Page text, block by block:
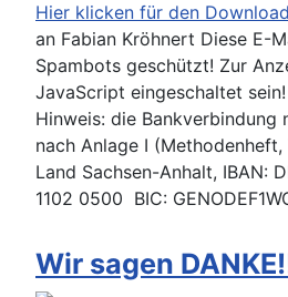
Hier klicken für den
an Fabian Kröhnert Diese E-
Spambots geschützt! Zur
JavaScript eingeschaltet sein!
Hinweis: die Bankverbindung
nach Anlage I
Land Sachsen-Anhalt, IBAN:
1102 0500 BIC:
Wir sagen